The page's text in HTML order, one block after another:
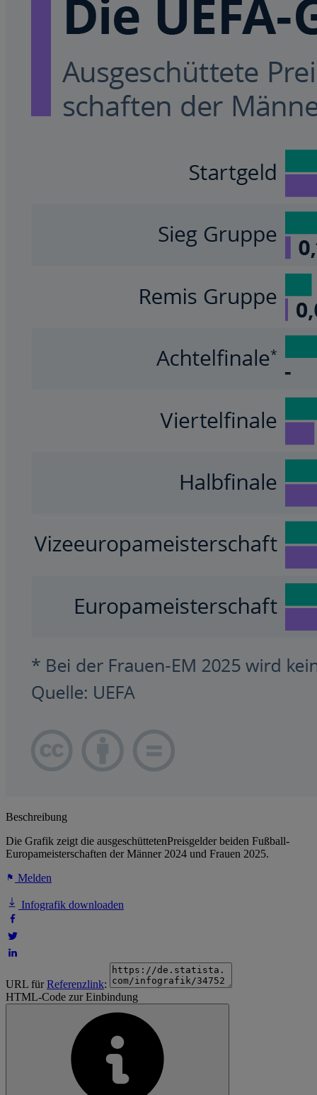
Beschreibung
Die Grafik zeigt die ausgeschüttetenPreisgelder beiden Fußball-
Europameisterschaften der Männer 2024 und Frauen 2025.
Melden
Infografik downloaden
URL fürReferenzlink:
HTML-Code zur Einbindung